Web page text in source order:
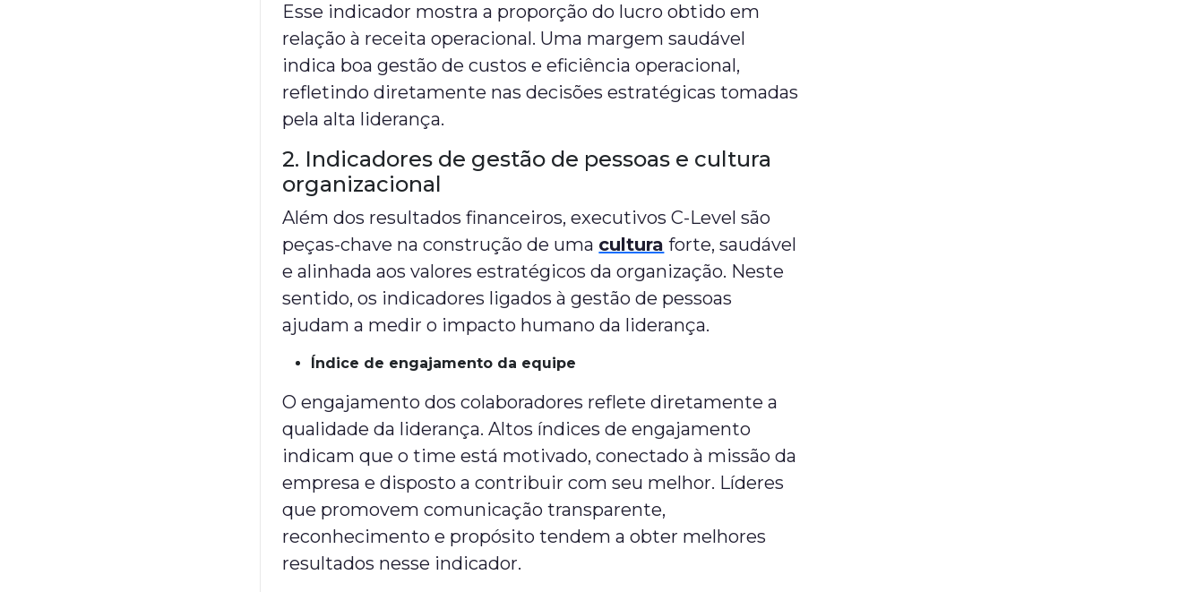
Esse indicador mostra a proporção do lucro obtido em
relação à receita operacional. Uma margem saudável
indica boa gestão de custos e eficiência operacional,
refletindo diretamente nas decisões estratégicas tomadas
pela alta liderança.
2. Indicadores de gestão de pessoas e cultura
organizacional
Além dos resultados financeiros, executivos C-Level são
peças-chave na construção de uma cultura forte, saudável
e alinhada aos valores estratégicos da organização. Neste
sentido, os indicadores ligados à gestão de pessoas
ajudam a medir o impacto humano da liderança.
Índice de engajamento da equipe
O engajamento dos colaboradores reflete diretamente a
qualidade da liderança. Altos índices de engajamento
indicam que o time está motivado, conectado à missão da
empresa e disposto a contribuir com seu melhor. Líderes
que promovem comunicação transparente,
reconhecimento e propósito tendem a obter melhores
resultados nesse indicador.